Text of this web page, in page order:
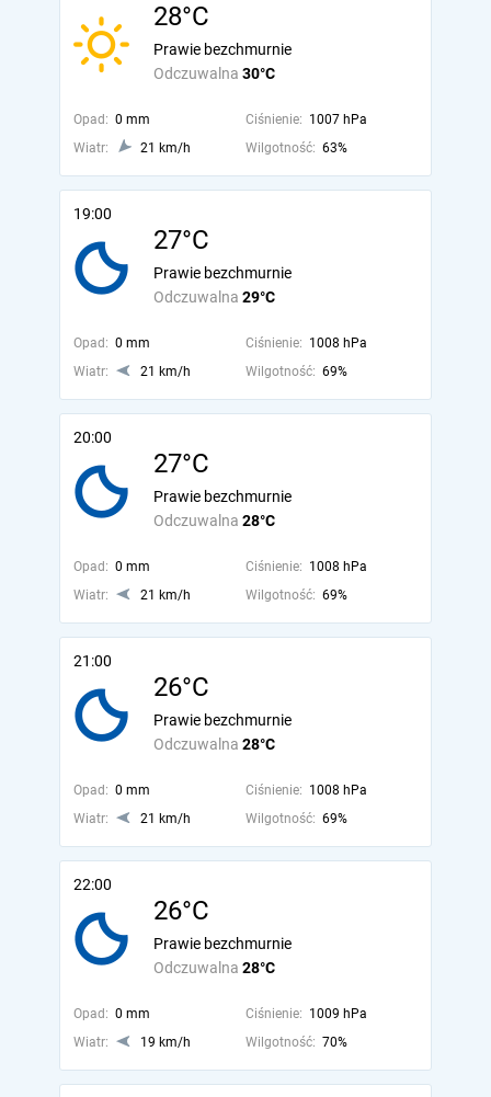
28°C
Odczuwalna 30°C
Prawie bezchmurnie
Opad: 0 mm Ciśnienie: 1007 hPa
Wiatr:
21 km/h Wilgotność: 63%
19:00
27°C
Odczuwalna 29°C
Prawie bezchmurnie
Opad: 0 mm Ciśnienie: 1008 hPa
Wiatr:
21 km/h Wilgotność: 69%
20:00
27°C
Odczuwalna 28°C
Prawie bezchmurnie
Opad: 0 mm Ciśnienie: 1008 hPa
Wiatr:
21 km/h Wilgotność: 69%
21:00
26°C
Odczuwalna 28°C
Prawie bezchmurnie
Opad: 0 mm Ciśnienie: 1008 hPa
Wiatr:
21 km/h Wilgotność: 69%
22:00
26°C
Odczuwalna 28°C
Prawie bezchmurnie
Opad: 0 mm Ciśnienie: 1009 hPa
Wiatr:
19 km/h Wilgotność: 70%